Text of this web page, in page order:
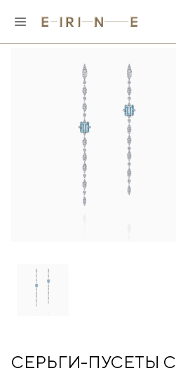
СЕРЬГИ-ПУСЕТЫ С